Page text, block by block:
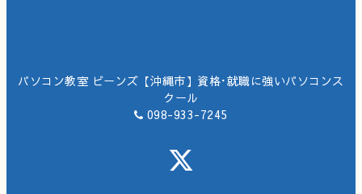
パソコン教室 ビーンズ【沖縄市】資格･就職に強いパソコンス
クール
098-933-7245